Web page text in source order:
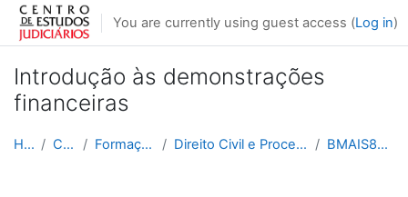
Skip to main content
You are currently using guest access (Log in)
Introdução às demonstrações
financeiras
Home Courses Formação Contínua Direito Civil e Processual Civil e Comercial BMAIS8N_2025_2026